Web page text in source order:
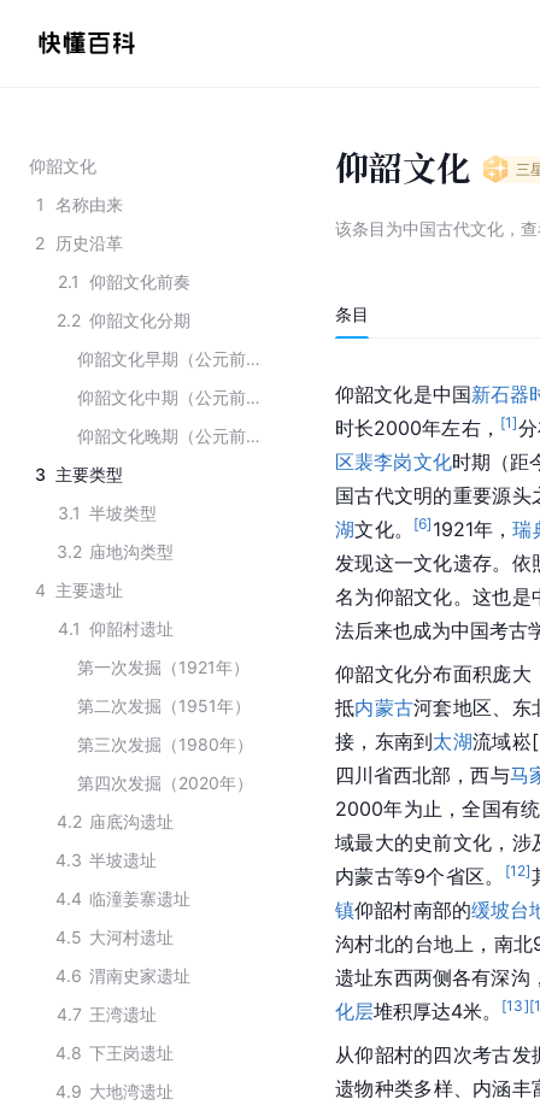
仰韶文化
1
名称由来
2
历史沿革
2.1 仰韶文化前奏
2.2 仰韶文化分期
仰韶文化早期（公元前5000—前4000年）
仰韶文化中期（公元前4000一前3500 年）
仰韶文化晚期（公元前3500一前3000年）
3 主要类型
3.1 半坡类型
3.2 庙地沟类型
4 主要遗址
4.1 仰韶村遗址
第一次发掘（1921年）
第二次发掘（1951年）
第三次发掘（1980年）
第四次发掘（2020年）
4.2 庙底沟遗址
4.3 半坡遗址
4.4 临潼姜寨遗址
4.5 大河村遗址
4.6 渭南史家遗址
4.7 王湾遗址
4.8 下王岗遗址
4.9 大地湾遗址
仰韶文化 三
该条目为中国古代文化 ，
条目
仰韶文化是中国新石器
时长2000年左右， [1]
区裴李岗文化时期（距
国古代文明的重要源头
湖文化。 [6] 1921年，瑞
发现这一文化遗存。
名为仰韶文化。这也是
法后来也成为中国考古
仰韶文化分布面积庞
抵内蒙古河套地区、东
接，东南到太湖流域崧
四川省西北部，西与马
2000年为止，全国有
域最大的史前文化，涉
内蒙古等9个省区。
[12]
镇仰韶村南部的缓坡台
沟村北的台地上，南
遗址东西两侧各有深沟
化层堆积厚达4米。 [13][
从仰韶村的四次考古
遗物种类多样、内涵丰